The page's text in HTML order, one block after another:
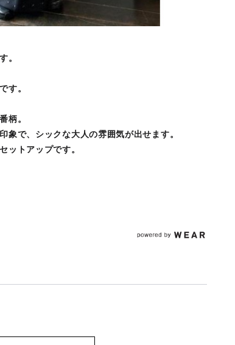
。
す。
柄。
象で、シックな大人の雰囲気が出せます。
ットアップです。